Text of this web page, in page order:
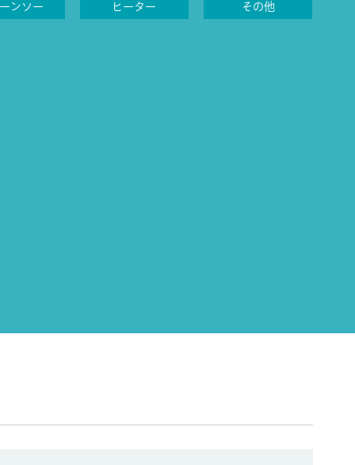
ンソー ヒーター その他